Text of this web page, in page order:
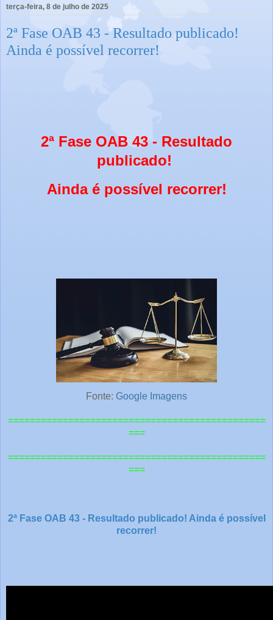
terça-feira, 8 de julho de 2025
2ª Fase OAB 43 - Resultado publicado!
Ainda é possível recorrer!
2ª Fase OAB 43 - Resultado
publicado!
Ainda é possível recorrer!
Fonte: Google Imagens
===============================================
===
===============================================
===
2ª Fase OAB 43 - Resultado publicado! Ainda é possível
recorrer!